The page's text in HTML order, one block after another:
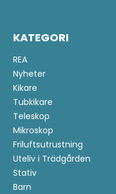
KATEGORI
REA
Nyheter
Kikare
Tubkikare
Teleskop
Mikroskop
Friluftsutrustning
Uteliv i Trädgården
Stativ
Barn